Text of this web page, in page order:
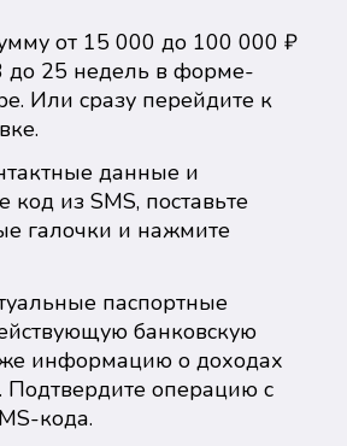
от 15 000 до 100 000 ₽
до 25 недель в форме-
Или сразу перейдите к
данные и
код из SMS, поставьте
галочки и нажмите
паспортные
банковскую
информацию о доходах
Подтвердите операцию с
кода.